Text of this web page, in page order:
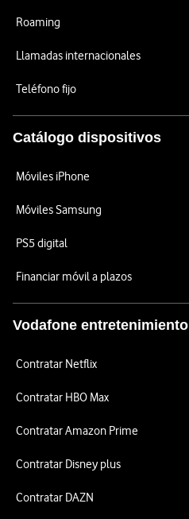
Roaming
Llamadas internacionales
Teléfono fijo
Catálogo dispositivos
Móviles iPhone
Móviles Samsung
PS5 digital
Financiar móvil a plazos
Vodafone entretenimiento
Contratar Netflix
Contratar HBO Max
Contratar Amazon Prime
Contratar Disney plus
Contratar DAZN